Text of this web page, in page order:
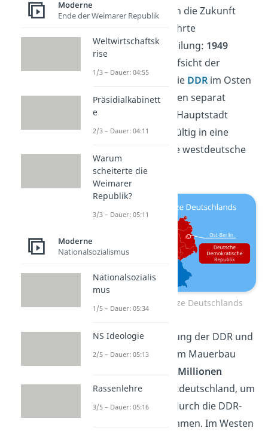
Der beeinflusste auch die Zukunft
Deutschlands und führte
schlussendlich zur Teilung: 1949
wurden unter der Aufsicht der
Besatzungsmächte die DDR im Osten
und dieBRDim Westen separat
gegründet. Auch die Hauptstadt
Berlin war nun endgültig in eine
ostdeutsche und eine westdeutsche
Seite getrennt.
Innerdeutsche Grenze Deutschlands
Zwischen der Gründung der DDR und
der BRD 1949 und dem Mauerbau
2,5 Millionen
Menschennach Westdeutschland, um
der Unterdrückung durch die DDR-
Regierung zu entkommen. Im Westen
Moderne
Ende der Weimarer Republik
Weltwirtschaftsk
rise
1/3 – Dauer: 04:55
Präsidialkabinett
e
2/3 – Dauer: 04:11
Warum
scheiterte die
Weimarer
Republik?
3/3 – Dauer: 05:11
Moderne
Nationalsozialismus
Nationalsozialis
mus
1/5 – Dauer: 05:34
NS Ideologie
2/5 – Dauer: 05:13
Rassenlehre
3/5 – Dauer: 05:16